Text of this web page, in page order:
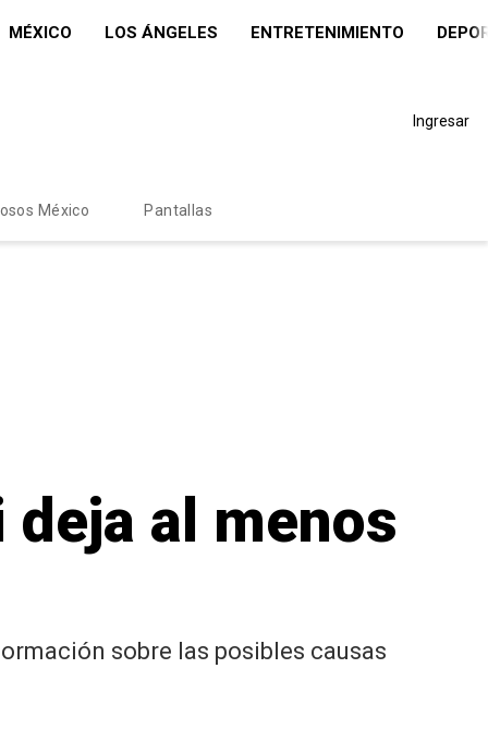
MÉXICO LOS ÁNGELES ENTRETENIMIENTO
Ingresar
México Pantallas
al menos
sobre las posibles causas